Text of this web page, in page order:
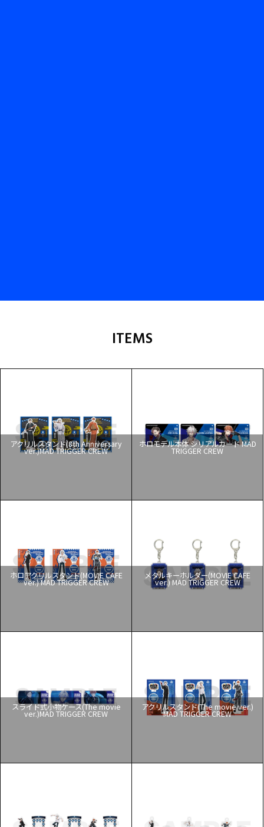
ITEMS
アクリルスタンド(8th Anniversary
ver.)MAD TRIGGER CREW
ホロモデル本体 シリアルカード MAD
TRIGGER CREW
ホロアクリルスタンド(MOVIE CAFE
ver.) MAD TRIGGER CREW
メタルキーホルダー(MOVIE CAFE
ver.) MAD TRIGGER CREW
スライド式小物ケース(The movie
ver.)MAD TRIGGER CREW
アクリルスタンド(The movie ver.)
MAD TRIGGER CREW